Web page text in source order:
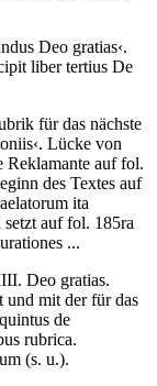
Deo gratias‹.
liber tertius De
für das nächste
‹. Lücke von
auf fol.
des Textes auf
ita
auf fol. 185ra
...
Deo gratias.
mit der für das
de
rubrica.
(s. u.).